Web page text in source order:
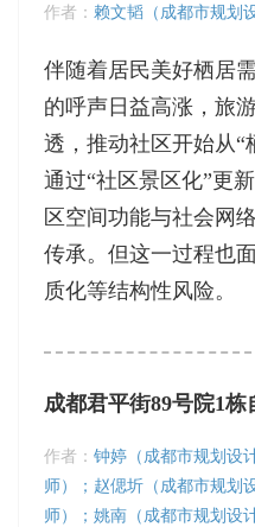
作者： 赖文韬（成都市规划
伴随着居民美好栖居
的呼声日益高涨，旅
透，推动社区开始从“
通过“社区景区化”更
区空间功能与社会网
传承。但这一过程也
质化等结构性风险。
成都君平街89号院1
作者： 钟婷（成都市规划设
师）；赵偲圻（成都市规划
师）；姚南（成都市规划设